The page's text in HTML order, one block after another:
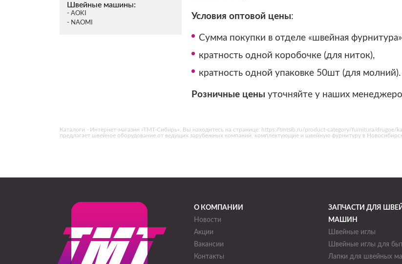
Швейные машины:
- AOKI
- NAOMI
Условия оптовой цены:
Сумма покупки в отделе «швейная
кратность одной коробочке (для ниток),
кратность одной упаковке 50шт (для молний).
Розничные цены уточняйте у наших
Каталоги - Интернет-магазин «ТМТ-Сибирь». Вы находитесь на странице: https://tmtsib.ru/product-category/furnitura/drugoe/
предлагает швейное оборудование от ведущих зарубежных компаний, комплектующие и швейную фурнитуру в
О КОМПАНИИ
Новости
Акции
Вакансии
Контакты
ЗАПЧАСТИ ДЛЯ
МАШИН
Швейные иглы
Швейные иглы для
Лапки для швейных